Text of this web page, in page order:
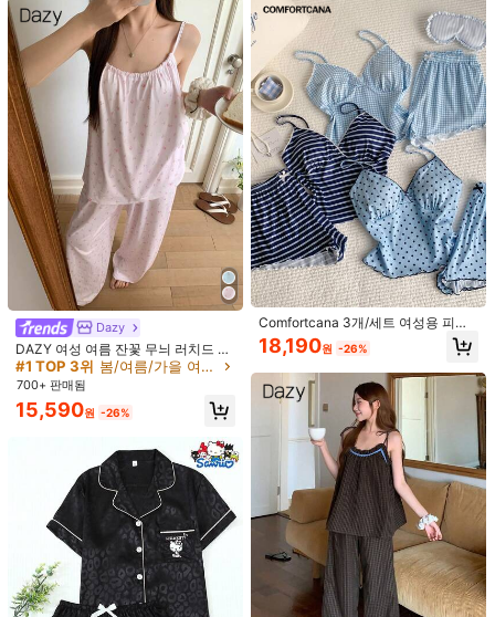
5.00 (4) 더 보기
작은
0%
정사이즈
100%
라지
0%
높은 휴대성(1) 엘레강스 (1) 좋은 품질(1)
m***3 색: 멀티컬러 / 사이즈: XL
Hermosapijama . Seveelegante,esmuycómodayllegó
en excelentes condiciones. Quedémuysatisfechaconla
compra.
도움이 됨(0)
A***f 색: 멀티컬러 / 사이즈: XL
Goodgoodgoodgood good
도움이 됨
색: 멀티컬러 / 사이즈: L
Produtoperfeito Materialmaravilhoso
도움이 됨(0)
ا***ن 색: 멀티컬러 / 사이즈: XL
روووعه
Dazy
DAZY 여성 여름 잔꽃 무늬 러치드 캐
미솔 및 팬츠 잠옷 세트
#1 TOP 3위 봄/여름/가을 여성 파자마 세트
700+ 판매됨
15,590원 -26%
Comfortcana 3개/세트 여성용 피티
드 캐미솔 반바지 잠옷, 블루 체크, 물
방울 무늬, 스트라이프 프린트, 친구/
18,190원 -26%